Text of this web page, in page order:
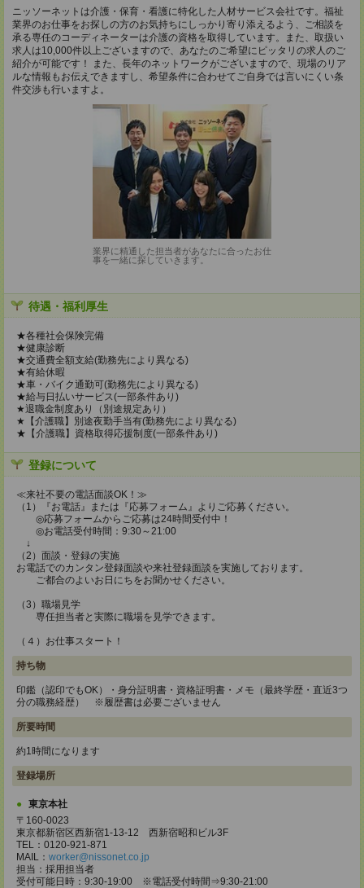
ニッソーネットは介護・保育・看護に特化した人材サービス会社です。福祉
業界のお仕事をお探しの方のお気持ちにしっかり寄り添えるよう、ご相談を
承る専任のコーディネーターは介護の資格を取得しています。また、取扱い
求人は10,000件以上ございますので、あなたのご希望にピッタリの求人のご
紹介が可能です！ また、長年のネットワークがございますので、現場のリア
ルな情報もお伝えできますし、希望条件に合わせてご自身では言いにくい条
件交渉も行いますよ。
業界に精通した担当者があなたに合ったお仕
事を一緒に探していきます。
待遇・福利厚生
★各種社会保険完備
★健康診断
★交通費全額支給(勤務先により異なる)
★有給休暇
★車・バイク通勤可(勤務先により異なる)
★給与日払いサービス(一部条件あり)
★退職金制度あり（別途規定あり）
★【介護職】別途夜勤手当有(勤務先により異なる)
★【介護職】資格取得応援制度(一部条件あり)
登録について
≪来社不要の電話面談OK！≫
（1）『お電話』または『応募フォーム』よりご応募ください。
◎応募フォームからご応募は24時間受付中！
◎お電話受付時間：9:30～21:00
↓
（2）面談・登録の実施
お電話でのカンタン登録面談や来社登録面談を実施しております。
ご都合のよいお日にちをお聞かせください。
（3）職場見学
専任担当者と実際に職場を見学できます。
（４）お仕事スタート！
持ち物
印鑑（認印でもOK）・身分証明書・資格証明書・メモ（最終学歴・直近3つ
分の職務経歴） ※履歴書は必要ございません
所要時間
約1時間になります
登録場所
東京本社
〒160-0023
東京都新宿区西新宿1-13-12 西新宿昭和ビル3F
TEL：0120-921-871
MAIL： worker@nissonet.co.jp
担当：採用担当者
受付可能日時：9:30-19:00 ※電話受付時間⇒9:30-21:00